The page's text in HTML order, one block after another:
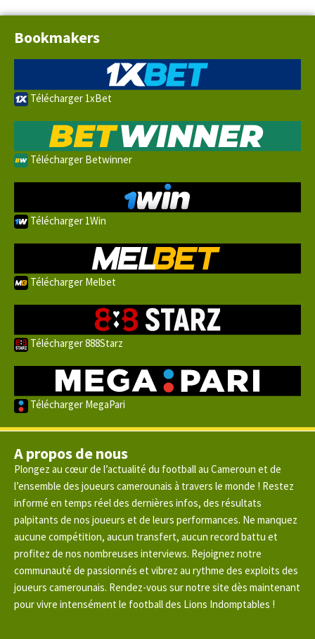
Bookmakers
Télécharger 1xBet
Télécharger Betwinner
Télécharger 1Win
Télécharger Melbet
Télécharger 888Starz
Télécharger MegaPari
A propos de nous
Plongez au cœur de l’actualité du football au Cameroun et de
l’ensemble des joueurs camerounais à travers le monde ! Restez
informé en temps réel des dernières infos, des résultats
palpitants de nos joueurs et de leurs performances. Ne manquez
aucune compétition, aucun transfert, aucun record battu et
profitez de nos nombreuses interviews. Rejoignez notre
communauté de passionnés et vibrez au rythme des exploits des
joueurs camerounais. Rendez-vous sur notre site dès maintenant
pour vivre intensément le football des Lions Indomptables !